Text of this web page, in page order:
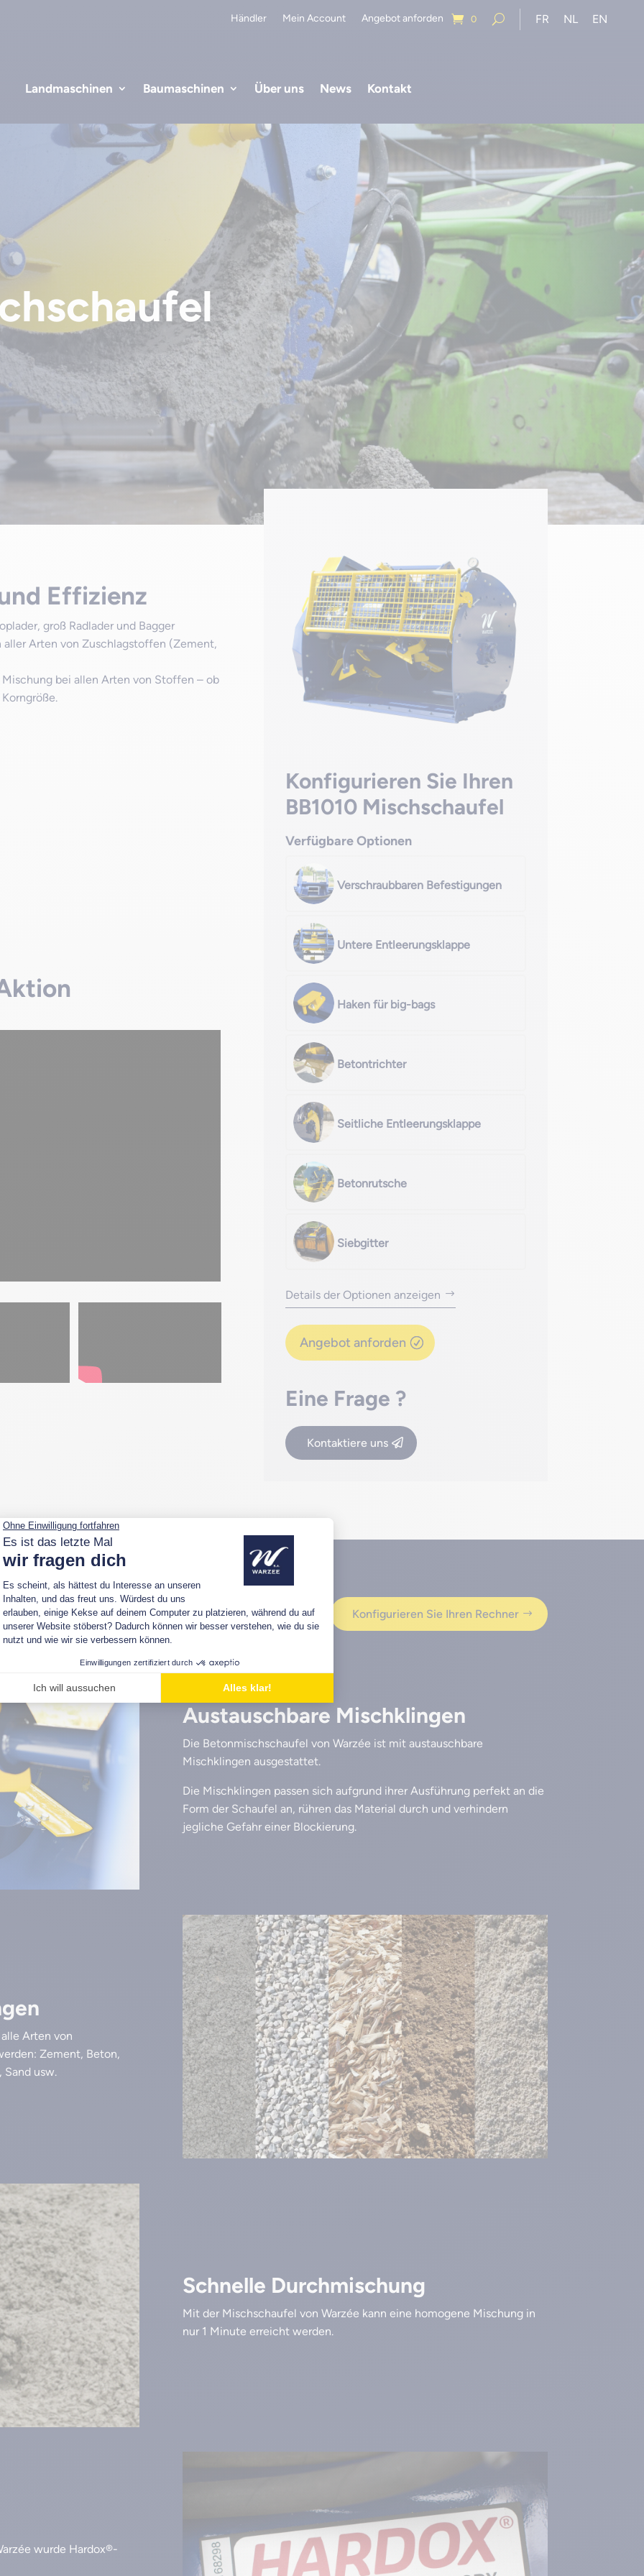
Händler Mein Account Angebot anforden 0 FR NL EN
Landmaschinen Baumaschinen Über uns News Kontakt
Effizienz
groß Radlader und Bagger
Arten von Zuschlagstoffen (Zement,
bei allen Arten von Stoffen – ob
Konfigurieren Sie Ihren
BB1010 Mischschaufel
Verfügbare Optionen
Verschraubbaren Befestigungen
Untere Entleerungsklappe
Haken für big-bags
Betontrichter
Seitliche Entleerungsklappe
Betonrutsche
Siebgitter
Details der Optionen anzeigen
Angebot anforden
Eine Frage ?
Kontaktiere uns
Konfigurieren Sie Ihren Rechner
Austauschbare Mischklingen
Die Betonmischschaufel von Warzée ist mit austauschbare
Mischklingen ausgestattet.
Die Mischklingen passen sich aufgrund ihrer Ausführung perfekt an die
Form der Schaufel an, rühren das Material durch und verhindern
jegliche Gefahr einer Blockierung.
Arten von
Zement, Beton,
Sand usw.
Schnelle Durchmischung
Mit der Mischschaufel von Warzée kann eine homogene Mischung in
nur 1 Minute erreicht werden.
wurde Hardox®-